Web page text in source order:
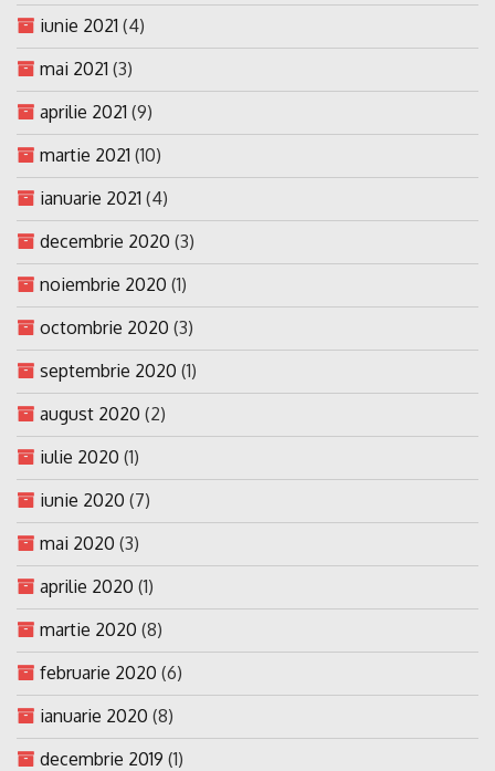
iunie 2021 (4)
mai 2021 (3)
aprilie 2021 (9)
martie 2021 (10)
ianuarie 2021 (4)
decembrie 2020 (3)
noiembrie 2020 (1)
octombrie 2020 (3)
septembrie 2020 (1)
august 2020 (2)
iulie 2020 (1)
iunie 2020 (7)
mai 2020 (3)
aprilie 2020 (1)
martie 2020 (8)
februarie 2020 (6)
ianuarie 2020 (8)
decembrie 2019 (1)